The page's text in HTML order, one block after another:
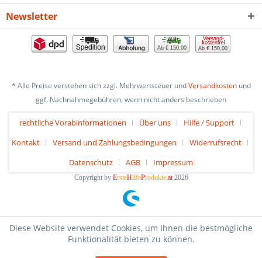
Newsletter
Ab € 150,00 Ab € 150,00
* Alle Preise verstehen sich zzgl. Mehrwertsteuer undVersandkostenund
ggf. Nachnahmegebühren, wenn nicht anders beschrieben
rechtliche Vorabinformationen Über uns
Hilfe / Support
Kontakt
Versand und Zahlungsbedingungen
Widerrufsrecht
Datenschutz
AGB Impressum
Copyright by ErsteHilfeProdukte.at2026
Diese Website verwendet Cookies, um Ihnen die bestmögliche
Funktionalität bieten zu können.